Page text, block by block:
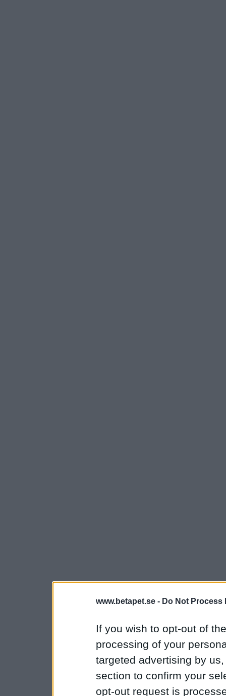
www.betapet.se - Do Not Process
If you wish to opt-out of
processing of your
targeted advertising by
section to confirm your
opt-out request is